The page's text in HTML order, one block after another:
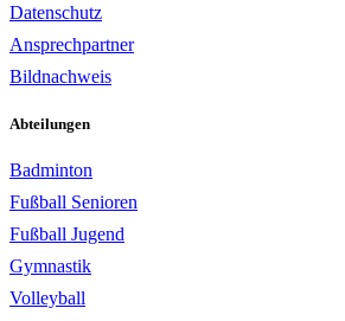
Datenschutz
Ansprechpartner
Bildnachweis
Abteilungen
Badminton
Fußball Senioren
Fußball Jugend
Gymnastik
Volleyball